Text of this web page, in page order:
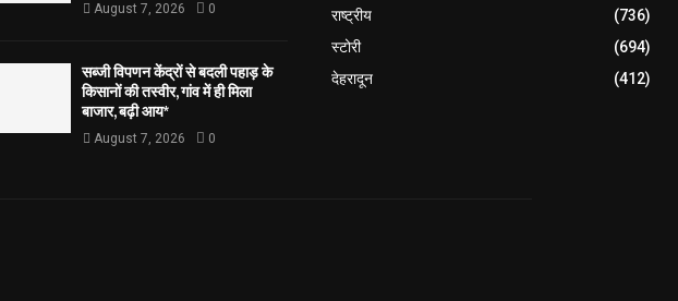
August 7, 2026 0
सब्जी विपणन केंद्रों से बदली पहाड़ के
किसानों की तस्वीर, गांव में ही मिला
बाजार, बढ़ी आय*
August 7, 2026 0
राष्ट्रीय
(736)
स्टोरी
(694)
देहरादून
(412)